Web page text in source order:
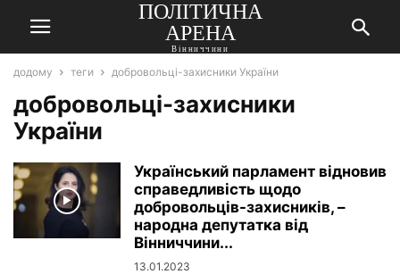
ПОЛІТИЧНА
АРЕНА
Вінниччини
додому теги добровольці-захисники України
добровольці-захисники
України
Український парламент відновив
справедливість щодо
добровольців-захисників, –
народна депутатка від
Вінниччини...
13.01.2023